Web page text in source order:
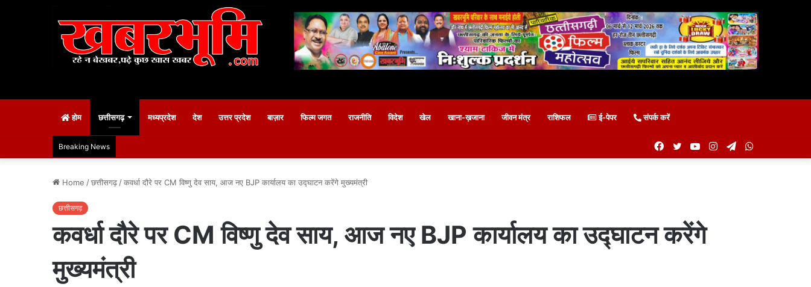
होम छत्तीसगढ़ मध्यप्रदेश देश उत्तर प्रदेश बाज़ार फिल्म जगत राजनीति विदेश खेल खाना-ख़जाना जीवन मंत्र राशिफल ई-पेपर संपर्क करें
Breaking News Telegram
Instagram
YouTube
Twitter
Facebook
Home /छत्तीसगढ़ /कवर्धा दौरे पर CM विष्णु देव साय, आज नए BJP कार्यालय का उद्घाटन करेंगे मुख्यमंत्री
छत्तीसगढ़
कवर्धा दौरे पर CM विष्णु देव साय, आज नए BJP कार्यालय का उद्घाटन करेंगे
मुख्यमंत्री